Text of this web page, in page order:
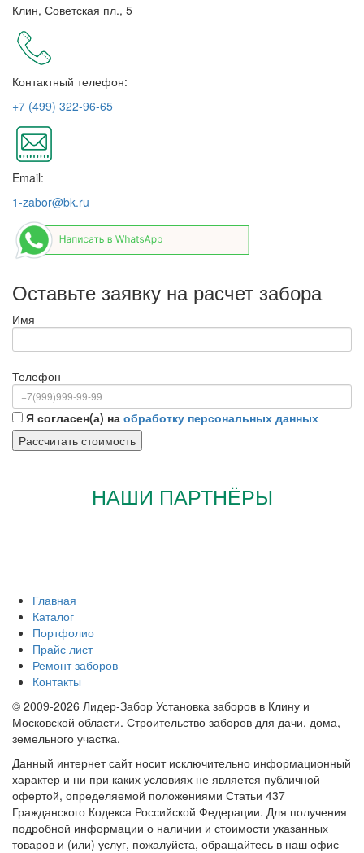
Клин, Советская пл., 5
Контактный телефон:
+7 (499) 322-96-65
Email:
1-zabor@bk.ru
Оставьте заявку на расчет забора
Имя
Телефон
Я согласен(а) на обработку персональных данных
НАШИ ПАРТНЁРЫ
Главная
Каталог
Портфолио
Прайс лист
Ремонт заборов
Контакты
© 2009-2026 Лидер-Забор Установка заборов в Клину и
Московской области. Строительство заборов для дачи, дома,
земельного участка.
Данный интернет сайт носит исключительно информационный
характер и ни при каких условиях не является публичной
офертой, определяемой положениями Статьи 437
Гражданского Кодекса Российской Федерации. Для получения
подробной информации о наличии и стоимости указанных
товаров и (или) услуг, пожалуйста, обращайтесь в наш офис